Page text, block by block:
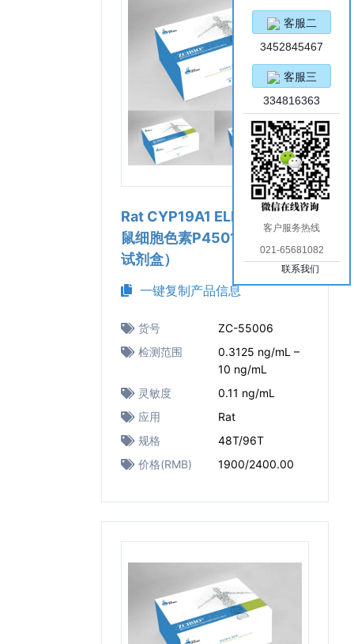
Rat CYP19A1 ELISA Kit（大
鼠细胞色素P45019A1 ELISA
试剂盒）
一键复制产品信息
货号
ZC-55006
检测范围
0.3125 ng/mL –
10 ng/mL
灵敏度
0.11 ng/mL
应用
Rat
规格
48T/96T
价格(RMB)
1900/2400.00
客服二
3452845467
客服三
334816363
客户服务热线
021-65681082
联系我们